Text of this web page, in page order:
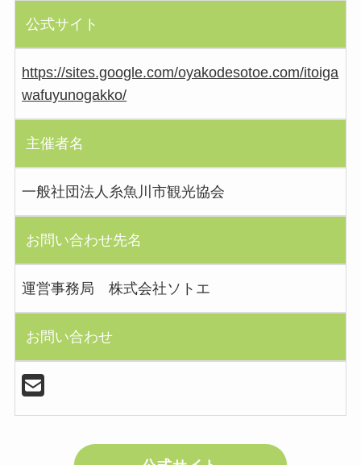
公式サイト
https://sites.google.com/oyakodesotoe.com/itoiga
wafuyunogakko/
主催者名
一般社団法人糸魚川市観光協会
お問い合わせ先名
運営事務局 株式会社ソトエ
お問い合わせ